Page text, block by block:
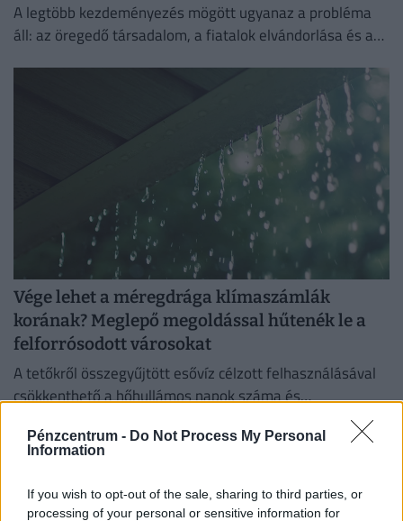
Pénzcentrum - Do Not Process My Personal
Information
If you wish to opt-out of the sale, sharing to third parties, or
processing of your personal or sensitive information for
A legtöbb kezdeményezés mögött ugyanaz a probléma
áll: az öregedő társadalom, a fiatalok elvándorlása és a
Vége lehet a méregdrága klímaszámlák
korának? Meglepő megoldással hűtenék le a
felforrósodott városokat
A tetőkről összegyűjtött esővíz célzott felhasználásával
csökkenthető a hőhullámos napok száma és